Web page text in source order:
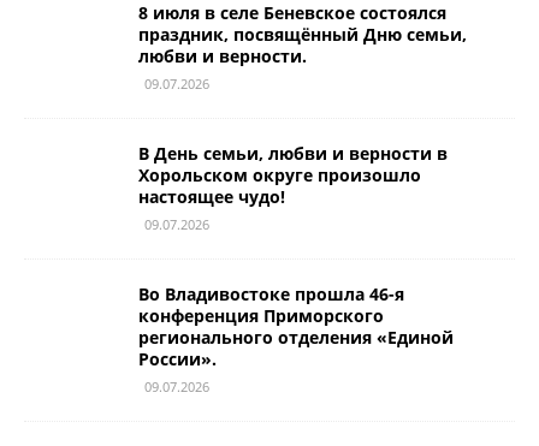
8 июля в селе Беневское состоялся
праздник, посвящённый Дню семьи,
любви и верности.
09.07.2026
В День семьи, любви и верности в
Хорольском округе произошло
настоящее чудо!
09.07.2026
Во Владивостоке прошла 46-я
конференция Приморского
регионального отделения «Единой
России».
09.07.2026